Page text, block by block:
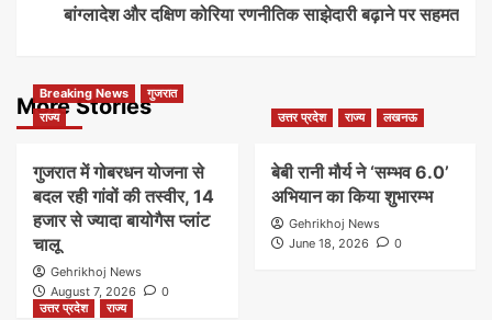
बांग्लादेश और दक्षिण कोरिया रणनीतिक साझेदारी बढ़ाने पर सहमत
More Stories
Breaking News
गुजरात
राज्य
गुजरात में गोबरधन योजना से
बदल रही गांवों की तस्वीर, 14
हजार से ज्यादा बायोगैस प्लांट
चालू
Gehrikhoj News
August 7, 2026
0
उत्तर प्रदेश राज्य लखनऊ
बेबी रानी मौर्य ने ‘सम्भव 6.0’
अभियान का किया शुभारम्भ
Gehrikhoj News
June 18, 2026
0
उत्तर प्रदेश राज्य